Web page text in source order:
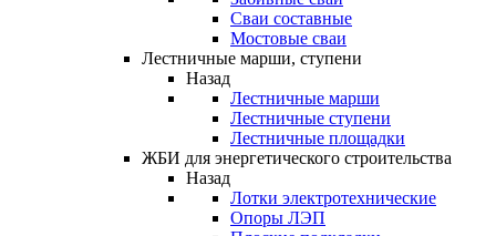
Сваи составные
Мостовые сваи
Лестничные марши, ступени
Назад
Лестничные марши
Лестничные ступени
Лестничные площадки
ЖБИ для энергетического строительства
Назад
Лотки электротехнические
Опоры ЛЭП